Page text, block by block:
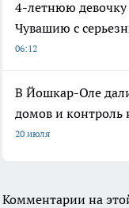
4-летнюю девочку
Чувашию с
06:12
В Йошкар-Оле
домов и
20 июля
Комментарии на